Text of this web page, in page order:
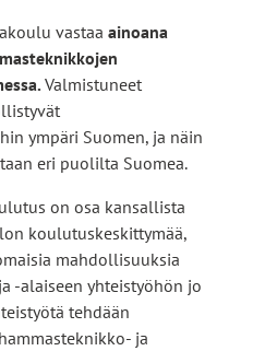
vastaa ainoana
Valmistuneet
ympäri Suomen, ja näin
eri puolilta Suomea.
on osa kansallista
koulutuskeskittymää,
mahdollisuuksia
-alaiseen yhteistyöhön jo
tehdään
ja